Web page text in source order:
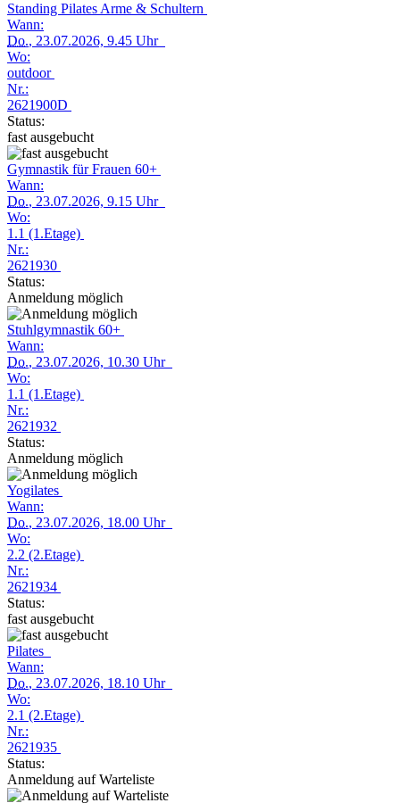
Standing Pilates Arme & Schultern
Wann:
Do., 23.07.2026, 9.45 Uhr
Wo:
outdoor
Nr.:
2621900D
Status:
fast ausgebucht
Gymnastik für Frauen 60+
Wann:
Do., 23.07.2026, 9.15 Uhr
Wo:
1.1 (1.Etage)
Nr.:
2621930
Status:
Anmeldung möglich
Stuhlgymnastik 60+
Wann:
Do., 23.07.2026, 10.30 Uhr
Wo:
1.1 (1.Etage)
Nr.:
2621932
Status:
Anmeldung möglich
Yogilates
Wann:
Do., 23.07.2026, 18.00 Uhr
Wo:
2.2 (2.Etage)
Nr.:
2621934
Status:
fast ausgebucht
Pilates
Wann:
Do., 23.07.2026, 18.10 Uhr
Wo:
2.1 (2.Etage)
Nr.:
2621935
Status:
Anmeldung auf Warteliste